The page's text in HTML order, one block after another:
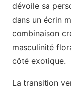
dévoile sa
dans un écrin
combinaison
masculinité
côté exotique.
La transition